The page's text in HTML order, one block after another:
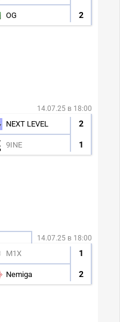
OG 2
14.07.25 в 18:00
NEXT LEVEL 2
9INE 1
14.07.25 в 18:00
M1X 1
Nemiga 2